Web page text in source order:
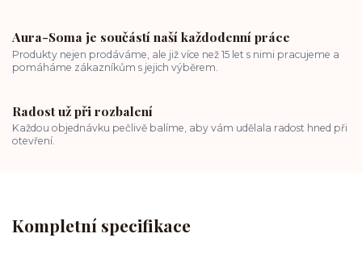
Aura-Soma je součástí naší každodenní práce
Produkty nejen prodáváme, ale již více než 15 let s nimi pracujeme a
pomáháme zákazníkům s jejich výběrem.
Radost už při rozbalení
Každou objednávku pečlivě balíme, aby vám udělala radost hned při
otevření.
Kompletní specifikace